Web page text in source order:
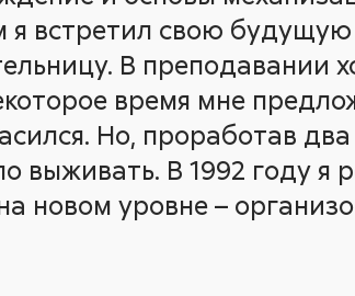
я встретил свою
В преподавании
время мне
Но, проработав
выживать. В 1992 году я
новом уровне –